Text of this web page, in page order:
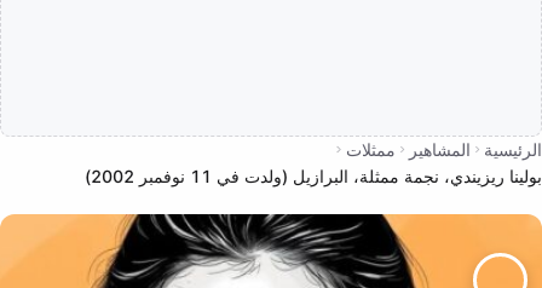
الرئيسية المشاهير
ممثلات
بولينا ريزيندي، نجمة ممثلة، البرازيل (ولدت في 11 نوفمبر 2002)